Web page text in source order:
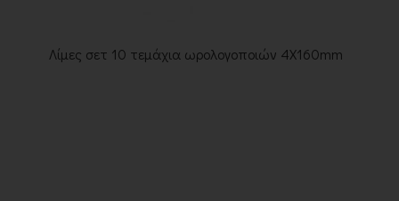
Λίμες σετ 10 τεμάχια ωρολογοποιών 4Χ160mm